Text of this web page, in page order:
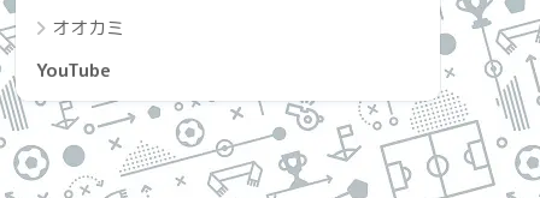
オオカミ
YouTube